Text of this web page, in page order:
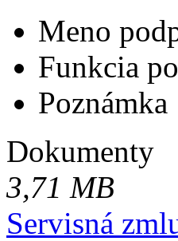
Meno
Funkcia
Poznámka
Dokumenty
3,71 MB
Servisná